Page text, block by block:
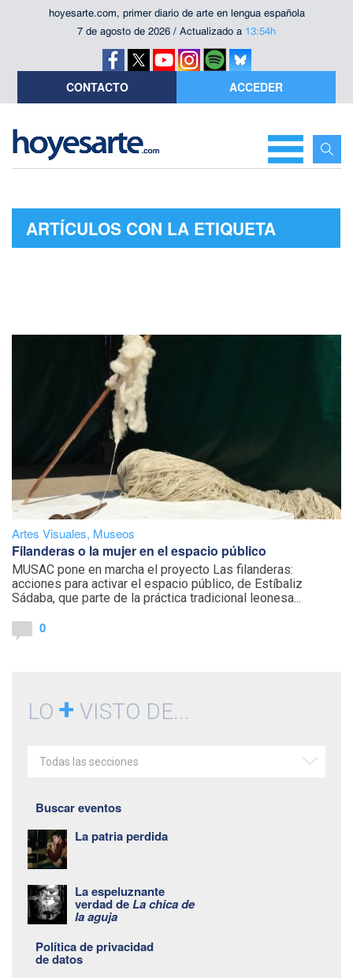
hoyesarte.com, primer diario de arte en lengua española
7 de agosto de 2026 / Actualizado a 13:54h
CONTACTO ACCEDER
ARTÍCULOS CON LA ETIQUETA
Artes Visuales, Museos
Filanderas o la mujer en el espacio público
MUSAC pone en marcha el proyecto Las filanderas:
acciones para activar el espacio público, de Estíbaliz
Sádaba, que parte de la práctica tradicional leonesa...
0
LO + VISTO DE...
Todas las secciones
Buscar eventos
La patria perdida
La espeluznante
verdad deLa chica de
la aguja
Política de privacidad
de datos